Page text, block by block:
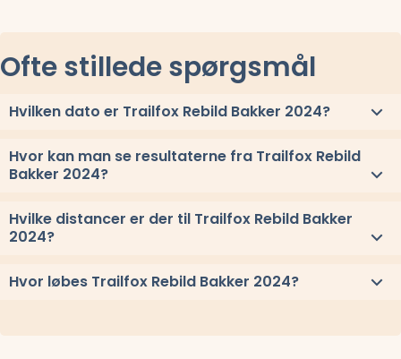
Ofte stillede spørgsmål
Hvilken dato er Trailfox Rebild Bakker 2024?
Trailfox Rebild Bakker 2024 løbes lørdag 14. september 2024.
Hvor kan man se resultaterne fra Trailfox Rebild
Bakker 2024?
Se link til resultaterne eller se alle vindere herover .
Hvilke distancer er der til Trailfox Rebild Bakker
2024?
Til Trailfox Rebild Bakker 2024 løbes distancerne 30 km, 15 km,
og 8 km
Hvor løbes Trailfox Rebild Bakker 2024?